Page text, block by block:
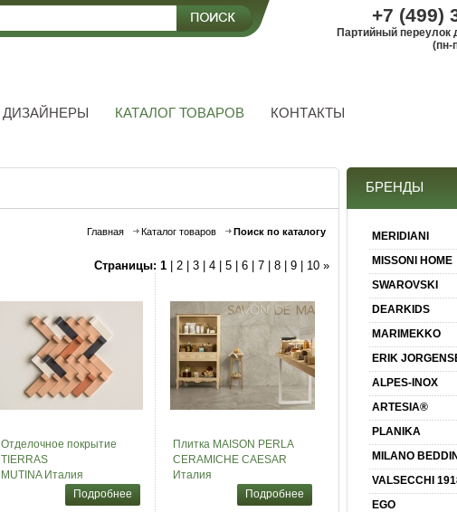
ДИЗАЙНЕРЫ КАТАЛОГ ТОВАРОВ КОНТАКТЫ
+7 (499)
Партийный переулок
(пн-
Главная Каталог товаров Поиск по каталогу
Страницы: 1| 2| 3| 4| 5| 6| 7| 8| 9| 10 »
Отделочное покрытие
TIERRAS
MUTINA Италия
Подробнее
Плитка MAISON PERLA
CERAMICHE CAESAR
Италия
Подробнее
БРЕНДЫ
MERIDIANI
MISSONI HOME
SWAROVSKI
DEARKIDS
MARIMEKKO
ERIK
ALPES-INOX
ARTESIA®
PLANIKA
MILANO
VALSECCHI
EGO